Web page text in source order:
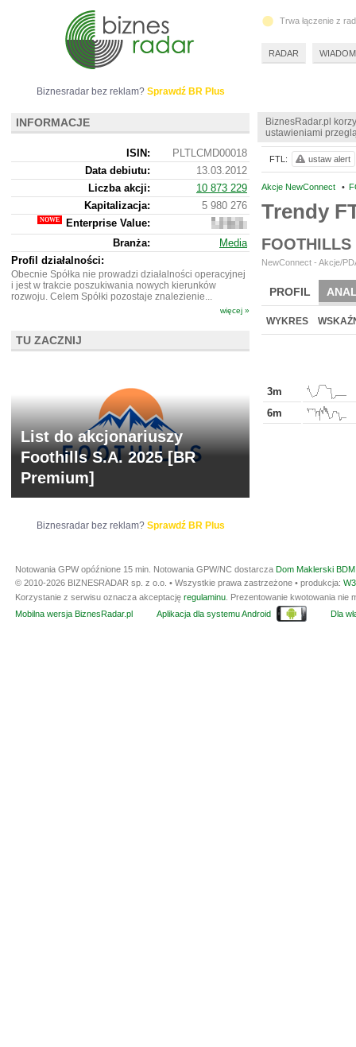
BiznesRadar.pl
ustawieniami
Akcje NewConnect •
Trendy
NewConnect - Akcje/
PROFIL
BR LAB
WYKRES
3m
6m
FTL: ustaw alert
Biznesradar bez reklam? Sprawdź BR Plus
INFORMACJE
ISIN:
PLTLCMD00018
Data debiutu:
13.03.2012
Liczba akcji:
10 873 229
Kapitalizacja:
5 980 276
Enterprise Value:
977
276
Branża:
Media
Profil działalności:
Obecnie Spółka nie prowadzi działalności operacyjnej
i jest w trakcie poszukiwania nowych kierunków
rozwoju. Celem Spółki pozostaje znalezienie...
więcej »
TU ZACZNIJ
List do akcjonariuszy
Foothills S.A. 2025 [BR
Premium]
Biznesradar bez reklam? Sprawdź BR Plus
Trwa łączenie z
RADAR
Notowania GPW opóźnione 15 min. Notowania GPW/NC dostarcza Dom Maklerski
© 2010-2026 BIZNESRADAR sp. z o.o. • Wszystkie prawa zastrzeżone • produkcja:
Korzystanie z serwisu oznacza akceptację regulaminu . Prezentowanie kwotowania
Mobilna wersja BiznesRadar.pl
Aplikacja dla systemu Android Dla